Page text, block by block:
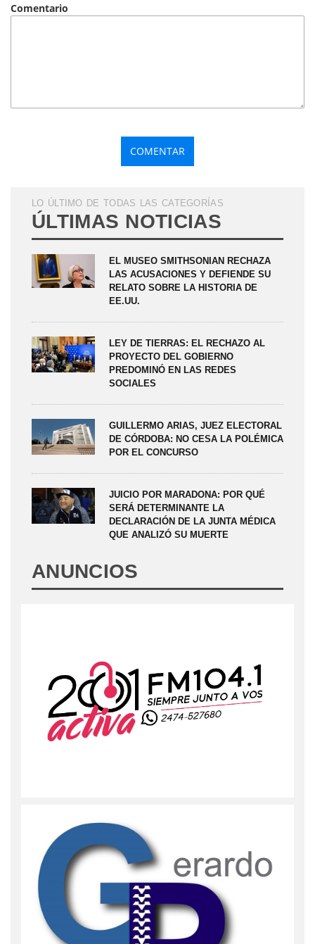
Comentario
LO ÚLTIMO DE TODAS LAS CATEGORÍAS
ÚLTIMAS NOTICIAS
EL MUSEO SMITHSONIAN RECHAZA
LAS ACUSACIONES Y DEFIENDE SU
RELATO SOBRE LA HISTORIA DE
EE.UU.
LEY DE TIERRAS: EL RECHAZO AL
PROYECTO DEL GOBIERNO
PREDOMINÓ EN LAS REDES
SOCIALES
GUILLERMO ARIAS, JUEZ ELECTORAL
DE CÓRDOBA: NO CESA LA POLÉMICA
POR EL CONCURSO
JUICIO POR MARADONA: POR QUÉ
SERÁ DETERMINANTE LA
DECLARACIÓN DE LA JUNTA MÉDICA
QUE ANALIZÓ SU MUERTE
ANUNCIOS